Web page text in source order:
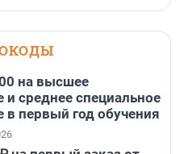
на высшее
и среднее специальное
в первый год обучения